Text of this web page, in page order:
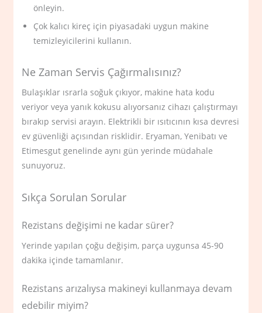
önleyin.
Çok kalıcı kireç için piyasadaki uygun makine
temizleyicilerini kullanın.
Ne Zaman Servis Çağırmalısınız?
Bulaşıklar ısrarla soğuk çıkıyor, makine hata kodu
veriyor veya yanık kokusu alıyorsanız cihazı çalıştırmayı
bırakıp servisi arayın. Elektrikli bir ısıtıcının kısa devresi
ev güvenliği açısından risklidir. Eryaman, Yenibatı ve
Etimesgut genelinde aynı gün yerinde müdahale
sunuyoruz.
Sıkça Sorulan Sorular
Rezistans değişimi ne kadar sürer?
Yerinde yapılan çoğu değişim, parça uygunsa 45-90
dakika içinde tamamlanır.
Rezistans arızalıysa makineyi kullanmaya devam
edebilir miyim?